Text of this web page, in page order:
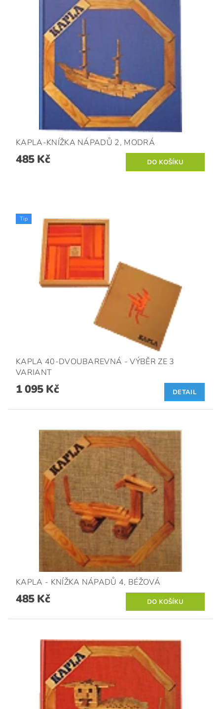
KAPLA-KNÍŽKA NÁPADŮ 2, MODRÁ
485 Kč
Tip
KAPLA 40-DVOUBAREVNÁ - VÝBĚR ZE 3
VARIANT
1 095 Kč DETAIL
KAPLA - KNÍŽKA NÁPADŮ 4, BÉŽOVÁ
485 Kč